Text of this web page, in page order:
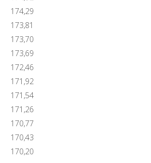
174,29
173,81
173,70
173,69
172,46
171,92
171,54
171,26
170,77
170,43
170,20